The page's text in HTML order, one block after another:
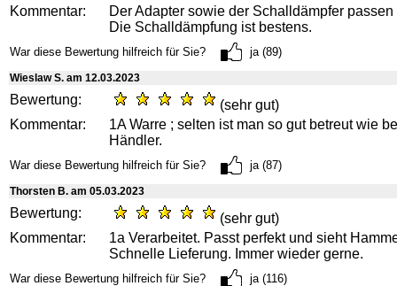
Kommentar:
Der Adapter sowie der Schalldämpfer
Die Schalldämpfung ist bestens.
War diese Bewertung hilfreich für Sie? ja (89)
Wieslaw S. am 12.03.2023
Bewertung:
(sehr gut)
Kommentar:
1A Warre ; selten ist man so gut betreut wie
Händler.
War diese Bewertung hilfreich für Sie? ja (87)
Thorsten B. am 05.03.2023
Bewertung:
(sehr gut)
Kommentar:
1a Verarbeitet. Passt perfekt und sieht
Schnelle Lieferung. Immer wieder gerne.
War diese Bewertung hilfreich für Sie? ja (116)